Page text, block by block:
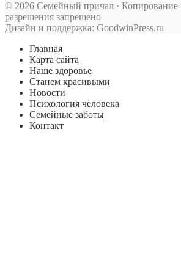
© 2026 Семейный причал · Копирование
разрешения запрещено
Дизайн и поддержка: GoodwinPress.ru
Главная
Карта сайта
Наше здоровье
Станем красивыми
Новости
Психология человека
Семейные заботы
Контакт